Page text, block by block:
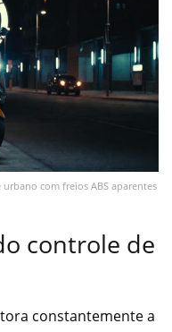
com freios ABS aparentes
controle de
constantemente a